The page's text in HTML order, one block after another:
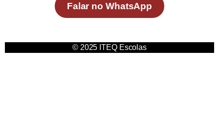
Falar no WhatsApp
© 2025 ITEQ Escolas